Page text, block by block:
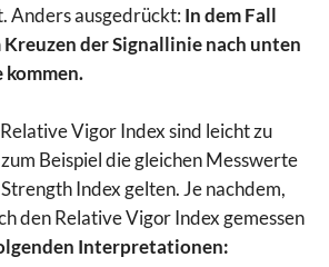
Anders ausgedrückt: In dem Fall
Kreuzen der Signallinie nach unten
Vigor Index sind leicht zu
Beispiel die gleichen Messwerte
Index gelten. Je nachdem,
den Relative Vigor Index gemessen
Interpretationen: